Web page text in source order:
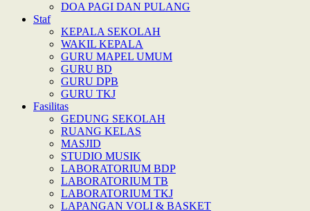
DOA PAGI DAN PULANG
Staf
KEPALA SEKOLAH
WAKIL KEPALA
GURU MAPEL UMUM
GURU BD
GURU DPB
GURU TKJ
Fasilitas
GEDUNG SEKOLAH
RUANG KELAS
MASJID
STUDIO MUSIK
LABORATORIUM BDP
LABORATORIUM TB
LABORATORIUM TKJ
LAPANGAN VOLI & BASKET